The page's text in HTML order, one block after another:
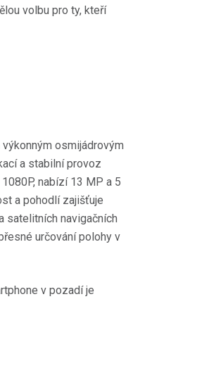
volbu pro ty, kteří
osmijádrovým
a stabilní provoz
nabízí 13 MP a 5
a pohodlí zajišťuje
satelitních navigačních
určování polohy v